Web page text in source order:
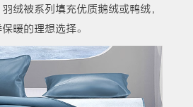
绒被系列填充优质鹅绒或鸭绒，
暖的理想选择。